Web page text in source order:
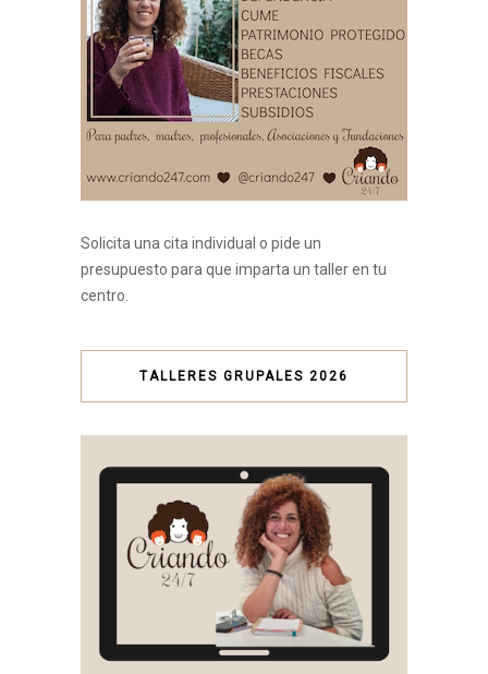
Solicita una cita individual o pide un
presupuesto para que imparta un taller en tu
centro.
TALLERES GRUPALES 2026